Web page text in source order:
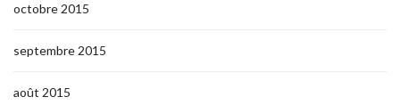
octobre 2015
septembre 2015
août 2015